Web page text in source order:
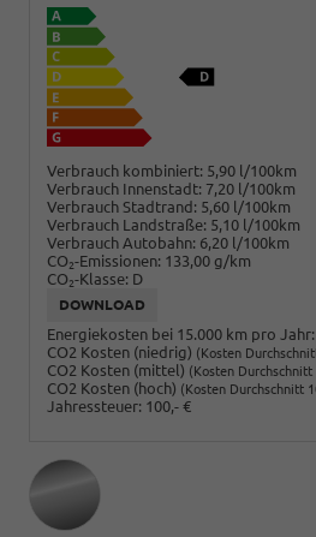
Verbrauch kombiniert: 5,90 l/100km
Verbrauch Innenstadt: 7,20 l/100km
Verbrauch Stadtrand: 5,60 l/100km
Verbrauch Landstraße: 5,10 l/100km
Verbrauch Autobahn: 6,20 l/100km
CO2-Emissionen: 133,00 g/km
CO2-Klasse: D
DOWNLOAD
Energiekosten bei 15.000 km pro Jahr:
CO2 Kosten (niedrig) (Kosten
CO2 Kosten (mittel) (Kosten Durchschnitt
CO2 Kosten (hoch) (Kosten Durchschnitt
Jahressteuer: 100,- €